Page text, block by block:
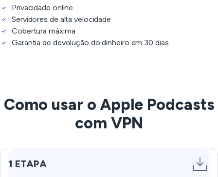
Privacidade online
Servidores de alta velocidade
Cobertura máxima
Garantia de devolução do dinheiro em 30 dias
Como usar o Apple Podcasts
com VPN
1 ETAPA